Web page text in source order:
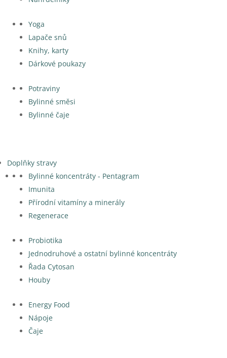
Yoga
Lapače snů
Knihy, karty
Dárkové poukazy
Potraviny
Bylinné směsi
Bylinné čaje
Doplňky stravy
Bylinné koncentráty - Pentagram
Imunita
Přírodní vitamíny a minerály
Regenerace
Probiotika
Jednodruhové a ostatní bylinné koncentráty
Řada Cytosan
Houby
Energy Food
Nápoje
Čaje